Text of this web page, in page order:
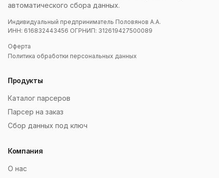
автоматического сбора данных.
Индивидуальный предприниматель Половянов А.А.
ИНН: 616832443456 ОГРНИП: 312619427500089
Оферта
Политика обработки персональных данных
Продукты
Каталог парсеров
Парсер на заказ
Сбор данных под ключ
Компания
О нас